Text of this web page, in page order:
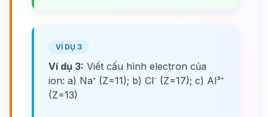
VÍ DỤ 3
Ví dụ 3: Viết cấu hình electron của
ion: a) Na⁺ (Z=11); b) Cl⁻ (Z=17); c) Al³⁺
(Z=13)